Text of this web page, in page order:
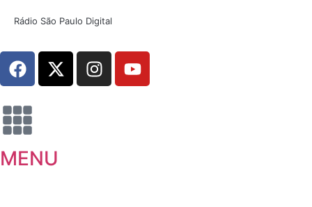
Rádio São Paulo Digital
MENU